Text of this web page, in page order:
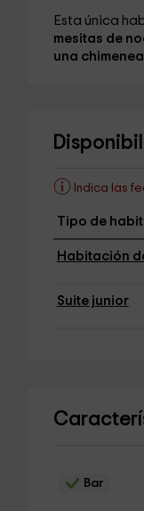
Esta única
mesitas de
una
Indica las
Tipo de
Habitación
Suite junior
Bar